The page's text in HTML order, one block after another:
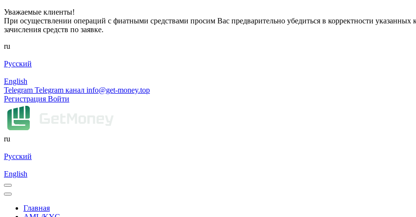
Уважаемые клиенты!
При осуществлении операций с фиатными средствами просим Вас предварительно убедиться в корректности указанных
зачисления средств по заявке.
ru
Русский
English
Telegram Telegram канал info@get-money.top
Регистрация Войти
ru
Русский
English
Главная